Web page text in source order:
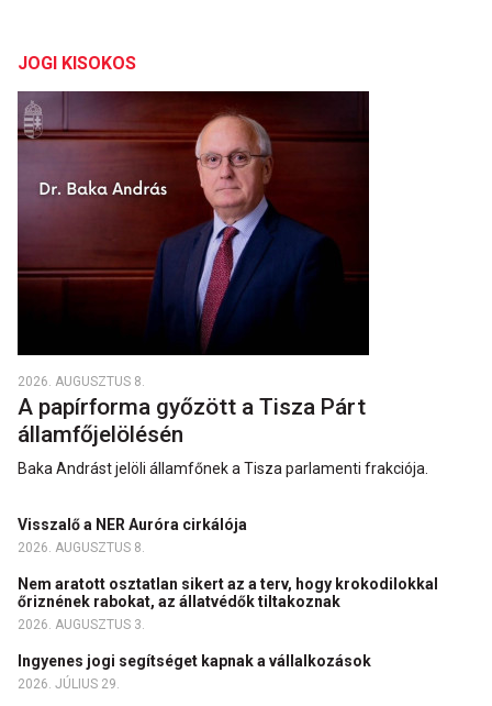
JOGI KISOKOS
2026. AUGUSZTUS 8.
A papírforma győzött a Tisza Párt
államfőjelölésén
Baka Andrást jelöli államfőnek a Tisza parlamenti frakciója.
Visszalő a NER Auróra cirkálója
2026. AUGUSZTUS 8.
Nem aratott osztatlan sikert az a terv, hogy krokodilokkal
őriznének rabokat, az állatvédők tiltakoznak
2026. AUGUSZTUS 3.
Ingyenes jogi segítséget kapnak a vállalkozások
2026. JÚLIUS 29.